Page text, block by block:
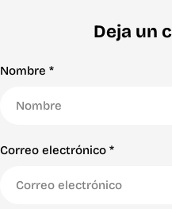
Deja un
Nombre *
Correo electrónico *